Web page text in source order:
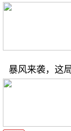
暴风来袭，这